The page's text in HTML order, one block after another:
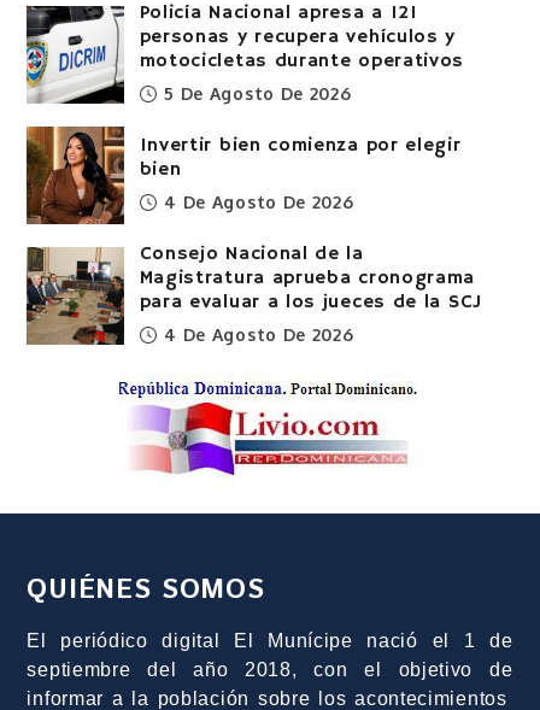
Policía Nacional apresa a 121
personas y recupera vehículos y
motocicletas durante operativos
5 De Agosto De 2026
Invertir bien comienza por elegir
bien
4 De Agosto De 2026
Consejo Nacional de la
Magistratura aprueba cronograma
para evaluar a los jueces de la SCJ
4 De Agosto De 2026
QUIÉNES SOMOS
El periódico digital El Munícipe nació el 1 de
septiembre del año 2018, con el objetivo de
informar a la población sobre los acontecimientos